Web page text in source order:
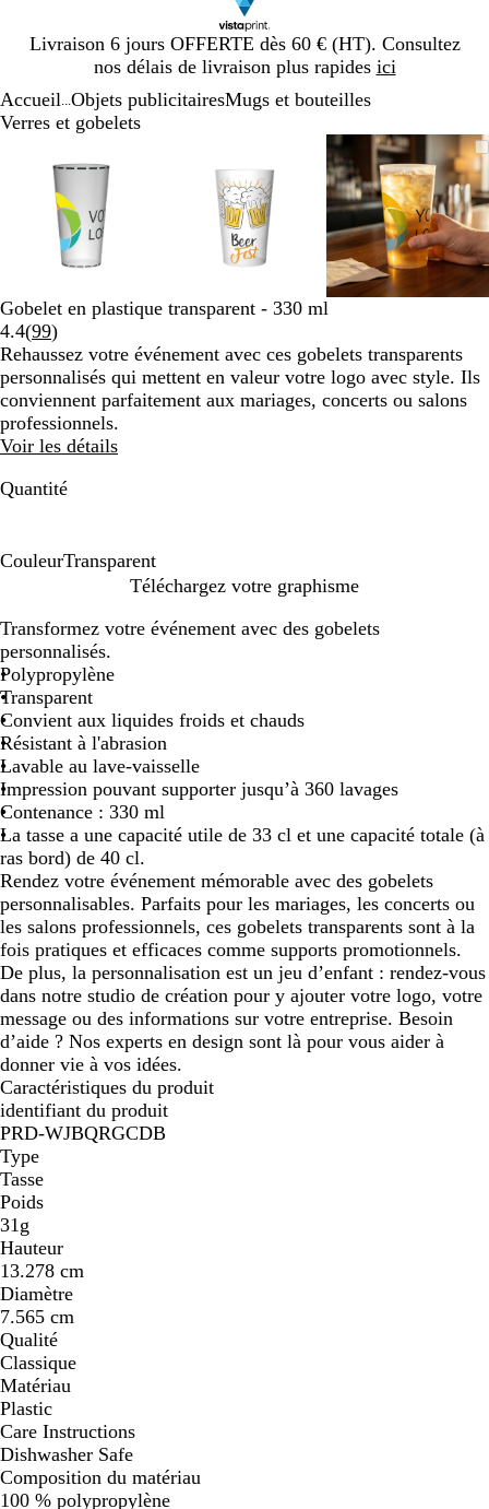
Livraison 6 jours OFFERTE dès 60 € (HT). Consultez
nos délais de livraison plus rapides ici
Diapositive
1
Accueil Objets publicitairesMugs et bouteilles
Verres et gobelets
zoomable
au
minimum
pour
développer
les
touches
plus
et
moins
zoomer
les
touches
fléchées
pour
faire
zoomable
au
minimum
pour
développer
les
touches
plus
et
moins
zoomer
les
touches
fléchées
Image
zoomable
Zoom
au
minimum
Cliquez
pour
Utilisez
les
touches
plus
et
moins
pour
les
touches
fléchées
Gobelet en plastique transparent - 330 ml
4.4(99Lire
les
99
avis
)
Rehaussez votre événement avec ces gobelets transparents
personnalisés qui mettent en valeur votre logo avec style. Ils
conviennent parfaitement aux mariages, concerts ou salons
professionnels.
Voir les détails
Quantité
CouleurTransparent
a
n
s
p
a
r
e
n
t
Téléchargez votre graphisme
Transformez votre événement avec des gobelets
personnalisés.
Polypropylène
Transparent
Convient aux liquides froids et chauds
Résistant à l'abrasion
Lavable au lave-vaisselle
Impression pouvant supporter jusqu’à 360 lavages
Contenance : 330 ml
La tasse a une capacité utile de 33 cl et une capacité totale (à
ras bord) de 40 cl.
Rendez votre événement mémorable avec des gobelets
personnalisables. Parfaits pour les mariages, les concerts ou
les salons professionnels, ces gobelets transparents sont à la
fois pratiques et efficaces comme supports promotionnels.
De plus, la personnalisation est un jeu d’enfant : rendez-vous
dans notre studio de création pour y ajouter votre logo, votre
message ou des informations sur votre entreprise. Besoin
d’aide ? Nos experts en design sont là pour vous aider à
donner vie à vos idées.
Caractéristiques du produit
identifiant du produit
PRD-WJBQRGCDB
Type
Tasse
Poids
31g
Hauteur
13.278 cm
Diamètre
7.565 cm
Qualité
Classique
Matériau
Plastic
Care Instructions
Dishwasher Safe
Composition du matériau
100 % polypropylène